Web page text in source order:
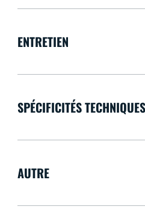
ENTRETIEN
SPÉCIFICITÉS TECHNIQUES
AUTRE